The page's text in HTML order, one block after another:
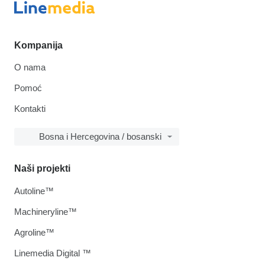
Kompanija
O nama
Pomoć
Kontakti
Bosna i Hercegovina / bosanski
Naši projekti
Autoline™
Machineryline™
Agroline™
Linemedia Digital ™